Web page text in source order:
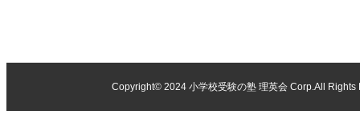
Copyright© 2024 小学校受験の塾 理英会Corp.All Rights